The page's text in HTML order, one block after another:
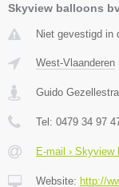
Skyview balloons
Niet gevestigd in
West-Vlaanderen
Guido
Tel: 0479 34 97
E-mail › Skyview
Website: http://